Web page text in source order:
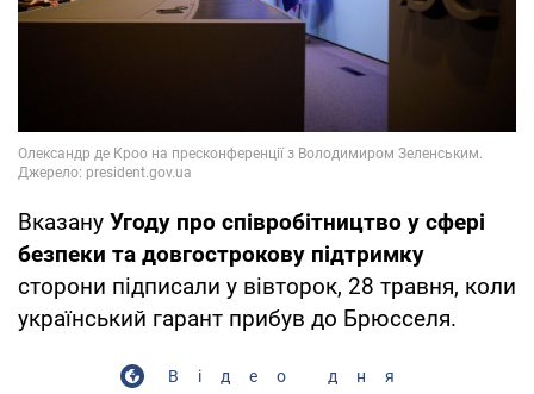
Вказану Угоду про співробітництво у сфері
безпеки та довгострокову підтримку
сторони підписали у вівторок, 28 травня, коли
український гарант прибув до Брюсселя.
Відео дня